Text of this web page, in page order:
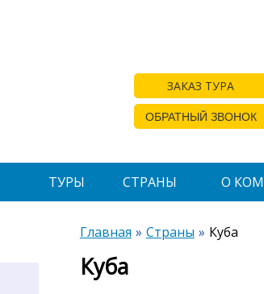
ЗАКАЗ ТУРА
ОБРАТНЫЙ ЗВОНОК
ТУРЫ СТРАНЫ О
Главная Страны Куба
Куба